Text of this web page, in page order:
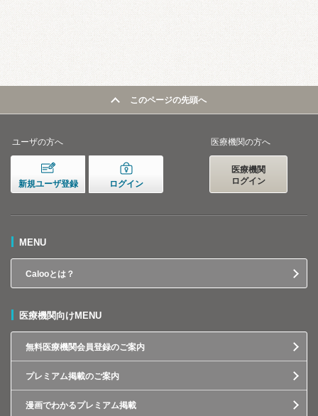
このページの先頭へ
ユーザの方へ
新規ユーザ登録 ログイン
医療機関の方へ
医療機関
ログイン
MENU
Calooとは？
医療機関向けMENU
無料医療機関会員登録のご案内
プレミアム掲載のご案内
漫画でわかるプレミアム掲載